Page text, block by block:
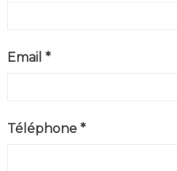
Email *
Téléphone *